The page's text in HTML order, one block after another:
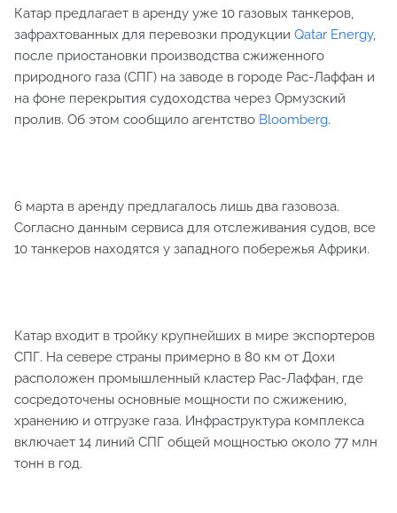
Катар предлагает в аренду уже 10 газовых танкеров,
зафрахтованных для перевозки продукции Qatar Energy,
после приостановки производства сжиженного
природного газа (СПГ) на заводе в городе Рас-Лаффан и
на фоне перекрытия судоходства через Ормузский
пролив. Об этом сообщило агентство Bloomberg.
6 марта в аренду предлагалось лишь два газовоза.
Согласно данным сервиса для отслеживания судов, все
10 танкеров находятся у западного побережья Африки.
Катар входит в тройку крупнейших в мире экспортеров
СПГ. На севере страны примерно в 80 км от Дохи
расположен промышленный кластер Рас-Лаффан, где
сосредоточены основные мощности по сжижению,
хранению и отгрузке газа. Инфраструктура комплекса
включает 14 линий СПГ общей мощностью около 77 млн
тонн в год.